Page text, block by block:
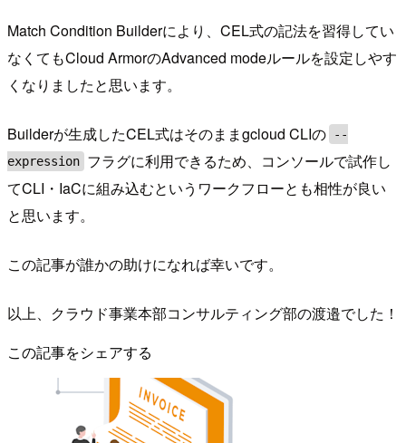
Match Condition Builderにより、CEL式の記法を習得してい
なくてもCloud ArmorのAdvanced modeルールを設定しやす
くなりましたと思います。
Builderが生成したCEL式はそのままgcloud CLIの
--
expression フラグに利用できるため、コンソールで試作し
てCLI・IaCに組み込むというワークフローとも相性が良い
と思います。
この記事が誰かの助けになれば幸いです。
以上、クラウド事業本部コンサルティング部の渡邉でした！
この記事をシェアする